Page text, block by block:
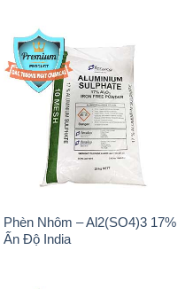
Phèn Nhôm – Al2(SO4)3 17%
Ấn Độ India